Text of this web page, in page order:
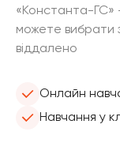
«Константа-ГС»
можете вибрати
віддалено
Онлайн
Навчання у